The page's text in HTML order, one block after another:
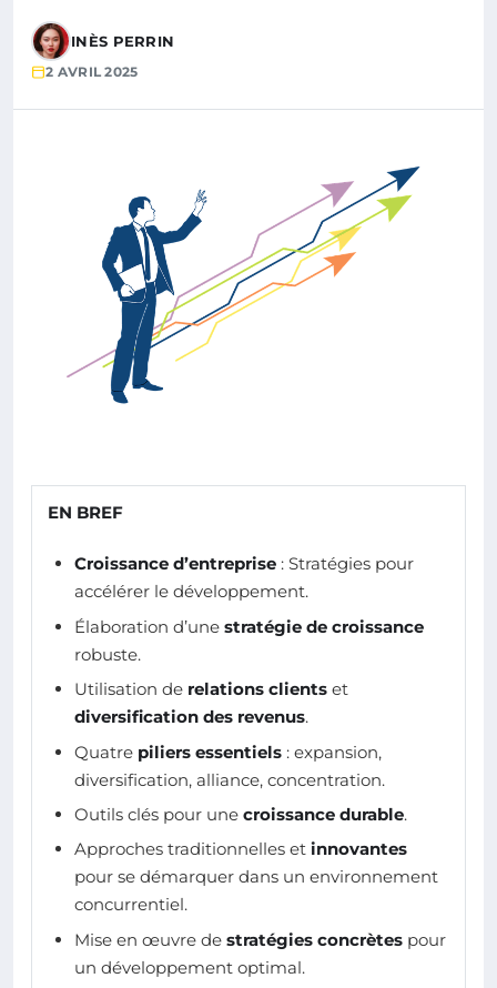
INÈS PERRIN
2 AVRIL 2025
EN BREF
Croissance d’entreprise : Stratégies pour
accélérer le développement.
Élaboration d’une stratégie de croissance
robuste.
Utilisation de relations clients et
diversification des revenus.
Quatre piliers essentiels : expansion,
diversification, alliance, concentration.
Outils clés pour une croissance durable.
Approches traditionnelles et innovantes
pour se démarquer dans un environnement
concurrentiel.
Mise en œuvre de stratégies concrètes pour
un développement optimal.